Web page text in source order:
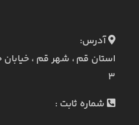
آدرس:
۳
شماره ثابت :